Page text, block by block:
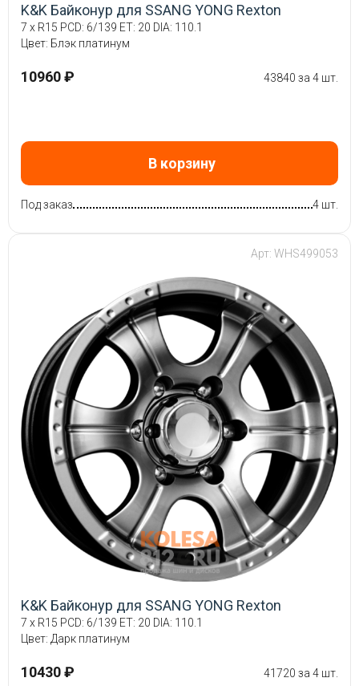
K&K Байконур для SSANG YONG Rexton
7 x R15 PCD: 6/139 ET: 20 DIA: 110.1
Цвет: Блэк платинум
10960 ₽ 43840 за 4 шт.
В корзину
Под заказ 4 шт.
Арт: WHS499053
K&K Байконур для SSANG YONG Rexton
7 x R15 PCD: 6/139 ET: 20 DIA: 110.1
Цвет: Дарк платинум
10430 ₽ 41720 за 4 шт.